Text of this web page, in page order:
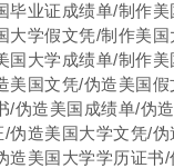
毕业证成绩单/制作
大学假文凭/制作美
国大学成绩单/制作
美国文凭/伪造美国
/伪造美国成绩单/伪
伪造美国大学文凭/
造美国大学学历证书